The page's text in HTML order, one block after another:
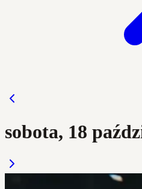
sobota, 18